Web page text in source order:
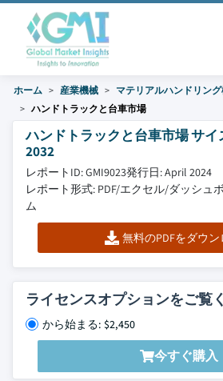
ホーム 産業機械
マテリアルハンドリン
ハンドトラックと台車市場
ハンドトラックと台車市場 サイ
2032
レポートID: GMI9023発行日: April 2024
レポート形式: PDF/エクセル/ダッシュ
ム
無料のPDFをダウン
ライセンスオプションをご覧
から始まる: $2,450
今すぐ購入